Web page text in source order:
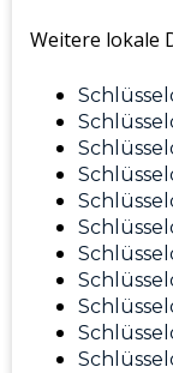
Weitere lokale